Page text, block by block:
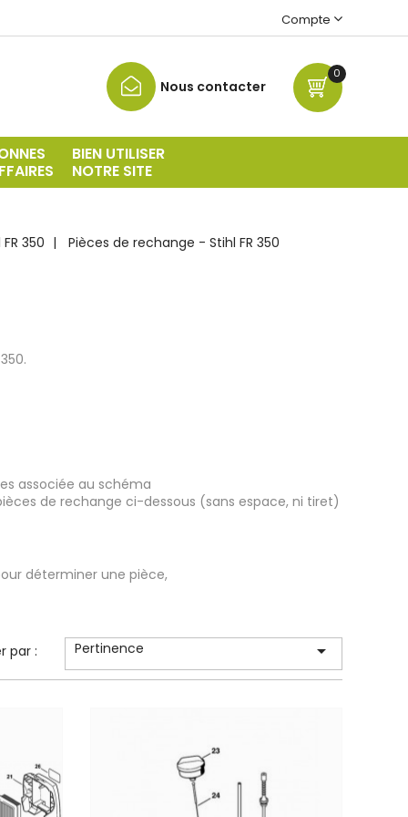
Compte
0
Nous contacter
BIEN UTILISER
NOTRE SITE
350 Pièces de rechange - Stihl FR 350
associée au schéma
de rechange ci-dessous (sans espace, ni tiret)
déterminer une pièce,
par : Pertinence 